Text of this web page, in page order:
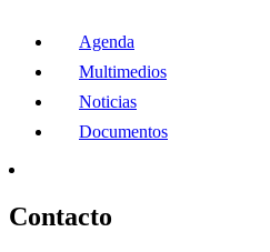
Agenda
Multimedios
Noticias
Documentos
Contacto